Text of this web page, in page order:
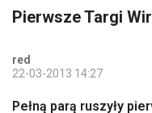
Pierwsze Targi
red
22-03-2013 14:27
Pełną parą ruszyły